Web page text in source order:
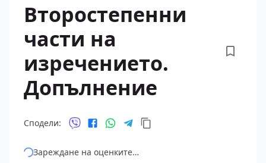
Второстепенни
части на
изречението.
Допълнение
Сподели:
Зареждане на оценките…